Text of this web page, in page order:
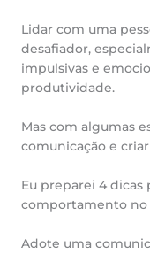
Lidar com uma
desafiador,
impulsivas e
produtividade.
Mas com algumas
comunicação e
Eu preparei 4 dicas
comportamento no
Adote uma